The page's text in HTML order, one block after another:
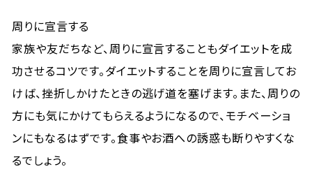
周りに宣言する
家族や友だちなど、周りに宣言することもダイエットを成
功させるコツです。ダイエットすることを周りに宣言してお
けば、挫折しかけたときの逃げ道を塞げます。また、周りの
方にも気にかけてもらえるようになるので、モチベーショ
ンにもなるはずです。食事やお酒への誘惑も断りやすくな
るでしょう。